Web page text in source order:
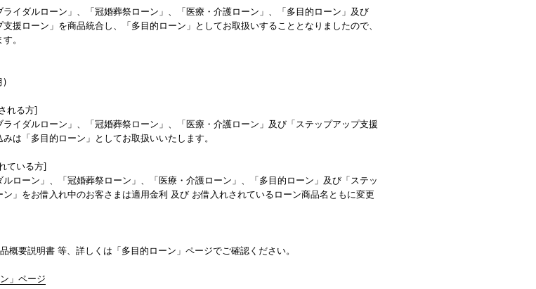
ライダルローン」、「冠婚葬祭ローン」、「医療・介護ローン」、「多目的ローン」及び
支援ローン」を商品統合し、「多目的ローン」としてお取扱いすることとなりましたので、
。
)
れる方]
ライダルローン」、「冠婚葬祭ローン」、「医療・介護ローン」及び「ステップアップ支援
は「多目的ローン」としてお取扱いいたします。
ている方]
ルローン」、「冠婚葬祭ローン」、「医療・介護ローン」、「多目的ローン」及び「ステッ
ン」をお借入れ中のお客さまは適用金利 及び お借入れされているローン商品名ともに変更
概要説明書 等、詳しくは「多目的ローン」ページでご確認ください。
」ページ